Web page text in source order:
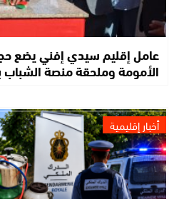
عامل إقليم سيدي إفني يضع
الأمومة وملحقة منصة
أخبار إقليمية